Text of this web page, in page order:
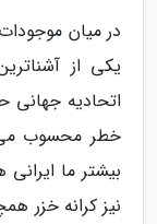
در میان
یکی از
اتحادیه
خطر محسوب می
بیشتر ما
نیز کرانه خزر